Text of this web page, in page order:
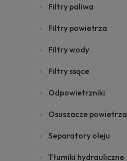
Filtry paliwa
Filtry powietrza
Filtry wody
Filtry ssące
Odpowietrzniki
Osuszacze powietrza
Separatory oleju
Tłumiki hydrauliczne